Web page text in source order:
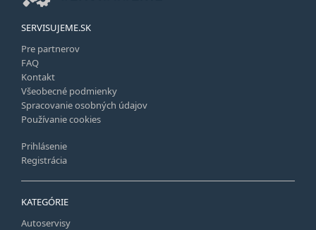
SERVISUJEME.SK
Pre partnerov
FAQ
Kontakt
Všeobecné podmienky
Spracovanie osobných údajov
Používanie cookies
Prihlásenie
Registrácia
KATEGÓRIE
Autoservisy